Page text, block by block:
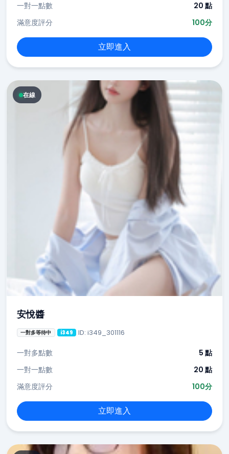
一對一點數
20 點
滿意度評分
100分
立即進入
在線
安悅醬
一對多等待中 i349 ID: i349_301116
一對多點數
5 點
一對一點數
20 點
滿意度評分
100分
立即進入